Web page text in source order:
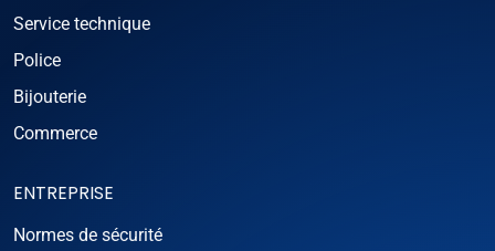
Service technique
Police
Bijouterie
Commerce
ENTREPRISE
Normes de sécurité